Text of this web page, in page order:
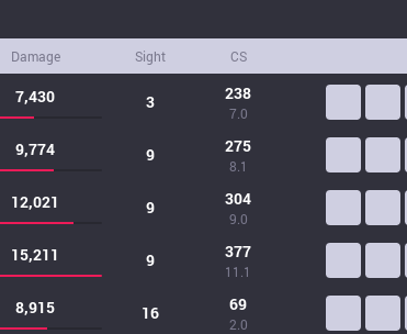
Damage Sight CS
7,430 3 238
7.0
9,774 9 275
8.1
12,021 9 304
9.0
15,211 9 377
11.1
8,915 16 69
2.0